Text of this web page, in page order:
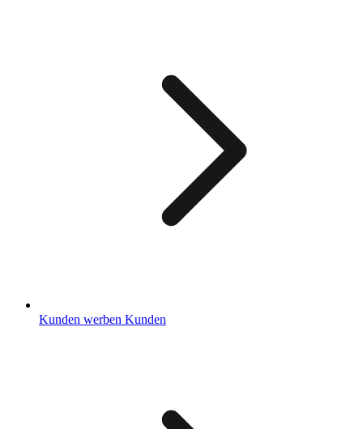
Kunden werben Kunden